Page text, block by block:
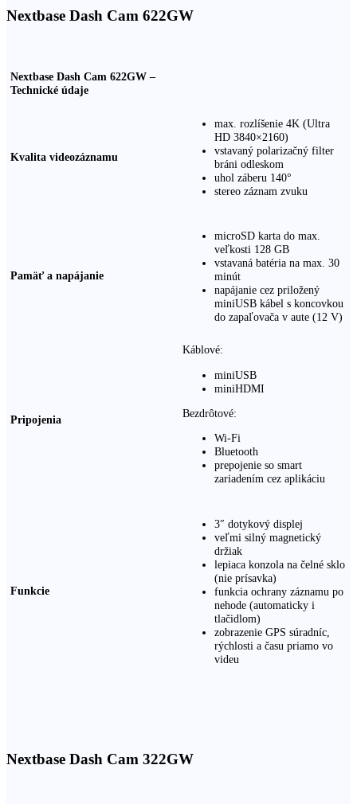
Nextbase Dash Cam 622GW
Nextbase Dash Cam 622GW –
Technické údaje
Kvalita videozáznamu
max. rozlíšenie 4K (Ultra
HD 3840×2160)
vstavaný polarizačný filter
bráni odleskom
uhol záberu 140°
stereo záznam zvuku
Pamäť a napájanie
microSD karta do max.
veľkosti 128 GB
vstavaná batéria na max. 30
minút
napájanie cez priložený
miniUSB kábel s koncovkou
do zapaľovača v aute (12 V)
Pripojenia
Káblové:
miniUSB
miniHDMI
Bezdrôtové:
Wi-Fi
Bluetooth
prepojenie so smart
zariadením cez aplikáciu
Funkcie
3″ dotykový displej
veľmi silný magnetický
držiak
lepiaca konzola na čelné sklo
(nie prísavka)
funkcia ochrany záznamu po
nehode (automaticky i
tlačidlom)
zobrazenie GPS súradníc,
rýchlosti a času priamo vo
videu
Nextbase Dash Cam 322GW